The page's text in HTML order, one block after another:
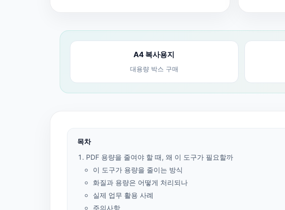
A4 복사용지
대용량 박스 구매
목차
PDF 용량을 줄여야 할 때, 왜 이 도구가 필요할까
이 도구가 용량을 줄이는 방식
화질과 용량은 어떻게 처리되나
실제 업무 활용 사례
주의사항